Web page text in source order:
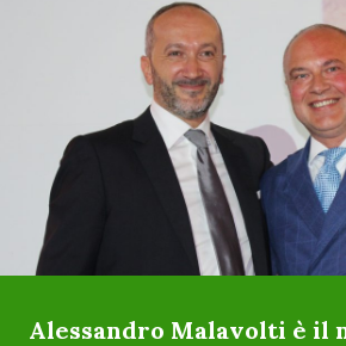
Alessandro Malavolti è il